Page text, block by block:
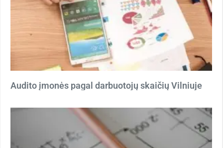
Audito įmonės pagal darbuotojų skaičių Vilniuje